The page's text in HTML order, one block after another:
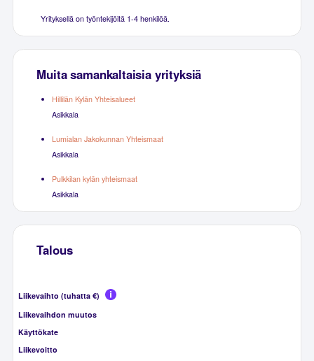
Yrityksellä on työntekijöitä 1-4 henkilöä.
Muita samankaltaisia yrityksiä
Hillilän Kylän Yhteisalueet
Asikkala
Lumialan Jakokunnan Yhteismaat
Asikkala
Pulkkilan kylän yhteismaat
Asikkala
Talous
Liikevaihto (tuhatta €)
Liikevaihdon muutos
Käyttökate
Liikevoitto